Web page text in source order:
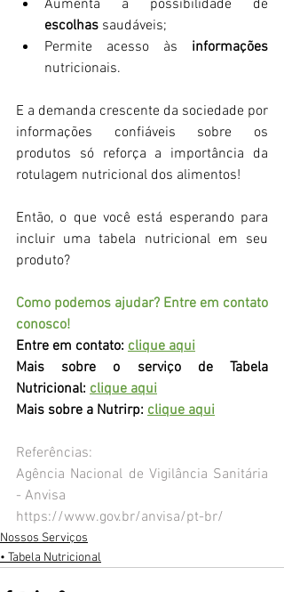
escolhas saudáveis;
Permite acesso às
nutricionais.
E a demanda crescente da sociedade por
informações confiáveis sobre os
produtos só reforça a importância da
rotulagem nutricional dos alimentos!
Então, o que você está esperando para
incluir uma tabela nutricional em seu
produto?
Como podemos ajudar? Entre em contato
conosco!
Entre em contato: clique aqui
Mais sobre o serviço de Tabela
Nutricional: clique aqui
Mais sobre a Nutrirp: clique aqui
Referências:
Agência Nacional de Vigilância Sanitária
- Anvisa
https://www.gov.br/anvisa/pt-br/
Nossos Serviços
• Tabela Nutricional